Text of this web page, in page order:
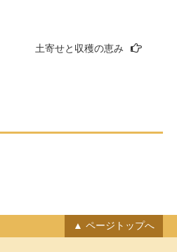
土寄せと収穫の恵み
ページトップへ